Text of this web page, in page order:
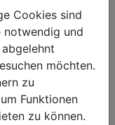
565
9120039901480
5
Cookies sind
notwendig und
möchten.
zu
Funktionen
zu können.